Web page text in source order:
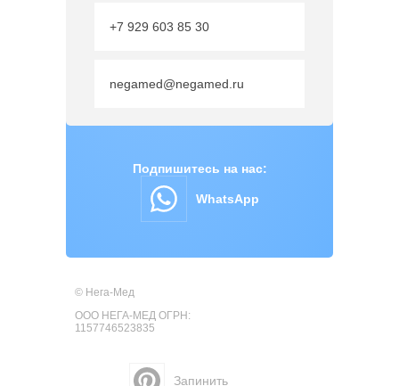
+7 929 603 85 30
negamed@negamed.ru
Подпишитесь на нас:
WhatsApp
© Нега-Мед
ООО НЕГА-МЕД ОГРН:
1157746523835
Запинить